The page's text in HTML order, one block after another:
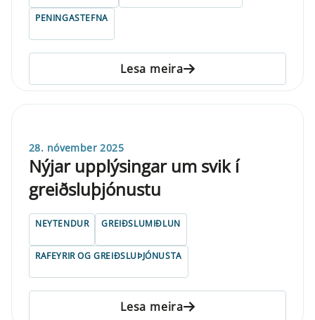
PENINGASTEFNA
Lesa meira
28. nóvember 2025
Nýjar upplýsingar um svik í
greiðsluþjónustu
NEYTENDUR GREIÐSLUMIÐLUN
RAFEYRIR OG GREIÐSLUÞJÓNUSTA
Lesa meira